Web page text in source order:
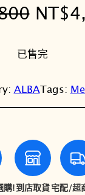
原
價
格
N
T
NT$
已售完
ALBATags:
購! 到店取貨 宅配/超